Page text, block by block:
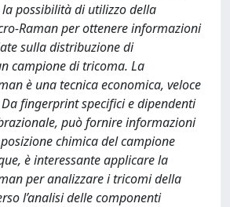
possibilità di utilizzo della
Raman per ottenere informazioni
sulla distribuzione di
campione di tricoma. La
è una tecnica economica, veloce
fingerprint specifici e dipendenti
può fornire informazioni
chimica del campione
è interessante applicare la
per analizzare i tricomi della
l’analisi delle componenti